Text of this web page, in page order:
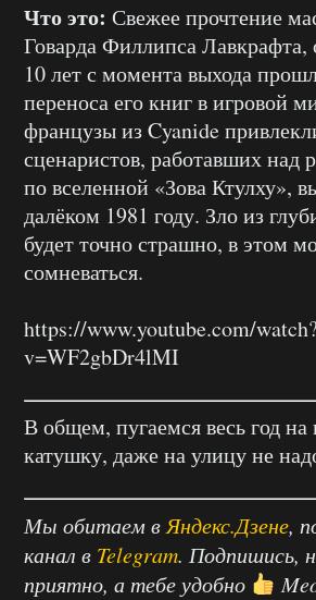
Что это: Свежее прочтение
Говарда Филлипса Лавкрафта,
10 лет с момента выхода
переноса его книг в игровой
французы из Cyanide
сценаристов, работавших над
по вселенной «Зова Ктулху»,
далёком 1981 году. Зло из
будет точно страшно, в этом
сомневаться.
https://www.youtube.com/
v=WF2gbDr4lMI
В общем, пугаемся весь год
катушку, даже на улицу не
Мы обитаем вЯндекс.Дзене,
канал в Telegram. Подпишись,
приятно, а тебе удобно